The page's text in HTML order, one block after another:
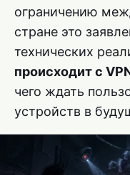
ограничению
стране это
технических
происходит с
чего ждать
устройств в